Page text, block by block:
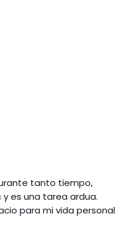
tanto tiempo,
es una tarea ardua.
para mi vida personal